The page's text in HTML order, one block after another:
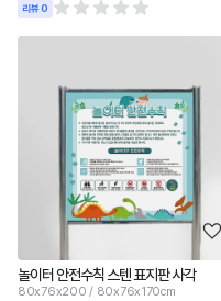
리뷰 0
놀이터 안전수칙 스텐 표지판 사각
80x76x200 / 80x76x170cm